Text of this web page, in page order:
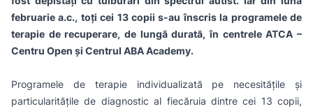
februarie a.c., toți cei 13 copii s-au înscris la programele de
terapie de recuperare, de lungă durată, în centrele ATCA –
Centru Open și Centrul ABA Academy.
Programele de terapie individualizată pe necesitățile și
particularitățile de diagnostic al fiecăruia dintre cei 13 copii,